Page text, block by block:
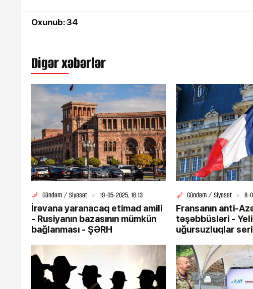
Oxunub: 34
Digər xəbərlər
Gündəm / Siyasət 19-05-2025, 16:13
İrəvana yaranacaq etimad amili
- Rusiyanın bazasının mümkün
bağlanması - ŞƏRH
Gündəm / Siyasət 8-
Fransanın anti-
təşəbbüsləri -
uğursuzluqlar